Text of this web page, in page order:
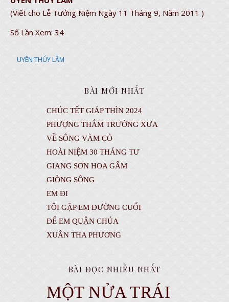
(Viết cho Lễ Tưởng Niệm Ngày 11 Tháng 9, Năm 2011 )
Số Lần Xem: 34
UYÊN THÚY LÂM
BÀI MỚI NHẤT
CHÚC TẾT GIÁP THÌN 2024
PHƯỢNG THẮM TRƯỜNG XƯA
VỀ SÔNG VÀM CỎ
HOÀI NIỆM 30 THÁNG TƯ
GIANG SƠN HOA GẤM
GIÒNG SÔNG
EM ĐI
TÔI GẶP EM ĐƯỜNG CUỐI
ĐỂ EM QUẬN CHÚA
XUÂN THA PHƯƠNG
BÀI ĐỌC NHIỀU NHẤT
MỘT NỬA TRÁI